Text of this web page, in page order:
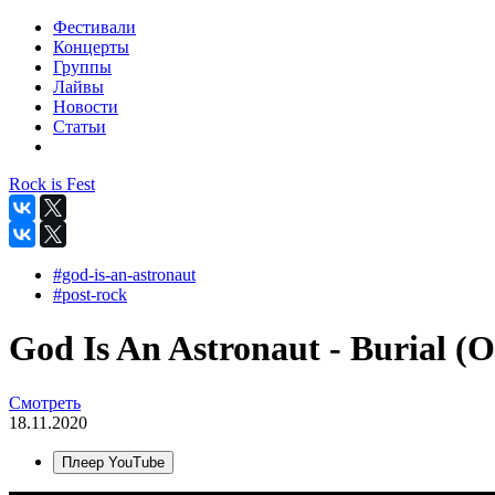
Фестивали
Концерты
Группы
Лайвы
Новости
Статьи
Rock is Fest
#god-is-an-astronaut
#post-rock
God Is An Astronaut - Burial
Смотреть
18.11.2020
Плеер YouTube